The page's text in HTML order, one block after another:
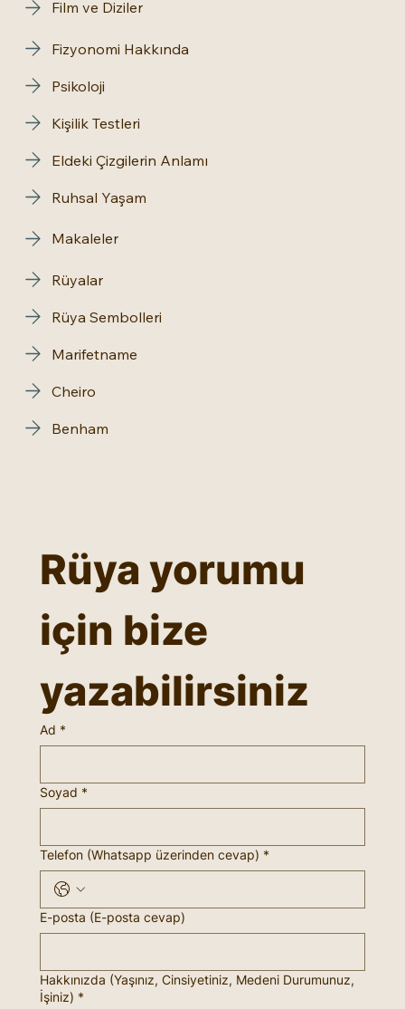
Film ve Diziler
Makaleler
Fizyonomi Hakkında
Psikoloji
Kişilik Testleri
Eldeki Çizgilerin Anlamı
Ruhsal Yaşam
Rüyalar
Rüya Sembolleri
Marifetname
Cheiro
Benham
Rüya yorumu
için bize
yazabilirsiniz
Ad *
Soyad *
Telefon (Whatsapp üzerinden cevap) *
E-posta (E-posta cevap)
Hakkınızda (Yaşınız, Cinsiyetiniz, Medeni Durumunuz,
İşiniz) *